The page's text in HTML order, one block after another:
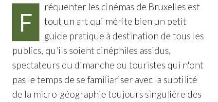
F
réquenter les cinémas de Bruxelles est
tout un art qui mérite bien un petit
guide pratique à destination de tous les
publics, qu'ils soient cinéphiles assidus,
spectateurs du dimanche ou touristes qui n'ont
pas le temps de se familiariser avec la subtilité
de la micro-géographie toujours singulière des